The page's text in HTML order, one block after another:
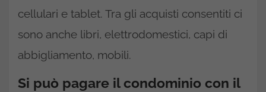
cellulari e tablet. Tra gli acquisti consentiti ci
sono anche libri, elettrodomestici, capi di
abbigliamento, mobili.
Si può pagare il condominio con il